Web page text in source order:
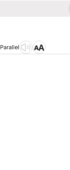
Parallel